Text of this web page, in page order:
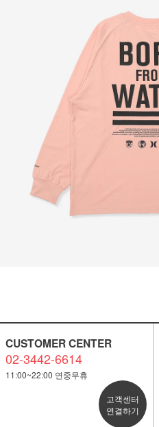
CUSTOMER CENTER
02-3442-6614
11:00~22:00 연중무휴
고객센터
연결하기